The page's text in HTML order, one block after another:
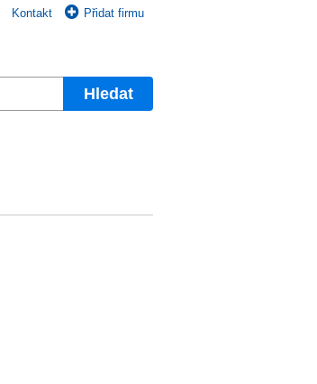
Kontakt Přidat firmu
Hledat